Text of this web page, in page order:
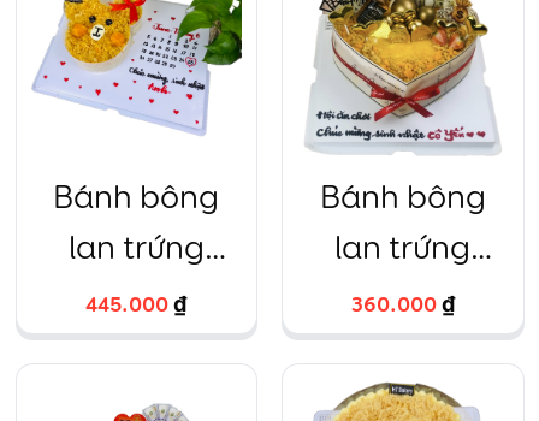
Bánh bông
lan trứng
muối hình chú
gấu đáng yêu
kèm lịch, hộp
445.000₫
Bánh bông
lan trứng
muối hình trái
tim kèm phụ
kiện xinh
360.000₫